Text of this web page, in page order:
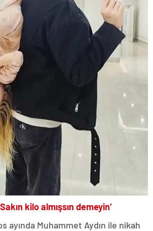
kilo almışsın demeyin’
ayında Muhammet Aydın ile nikah